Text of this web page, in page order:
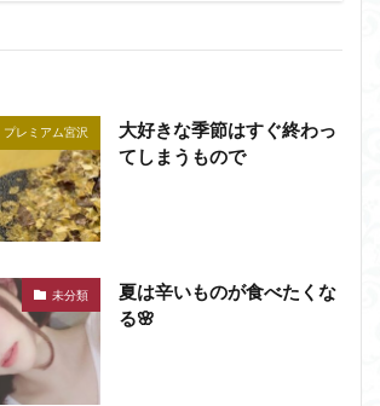
プレミアム宮沢
大好きな季節はすぐ終わっ
てしまうもので
未分類
夏は辛いものが食べたくな
る🌸